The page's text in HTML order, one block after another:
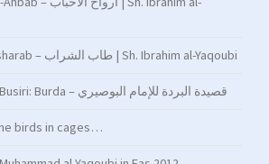
Qasida | Taba al-sharab – طاب الشراب | Sh. Ibrahim al-Yaqoubi
Qasida | Imam al-Busiri: Burda – قصيدة البردة للإمام البوصيري
birds in cages…